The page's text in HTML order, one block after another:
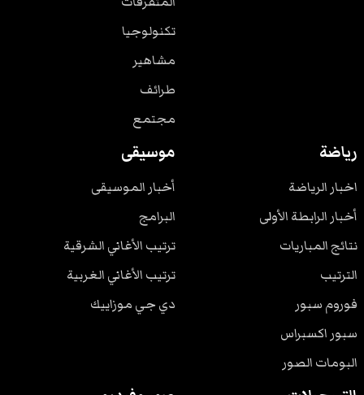
تكنولوجيا
مشاهير
طرائف
مجتمع
رياضة
اخبار الرياضة
أخبار الرابطة الأولى
نتائج المباريات
الترتيب
فوروم سبور
سبور اكسبراس
البومات الصور
موسيقى
أخبار الموسيقى
البرامج
ترتيب الأغاني الشرقية
ترتيب الأغاني الغربية
دي جي موزاييك